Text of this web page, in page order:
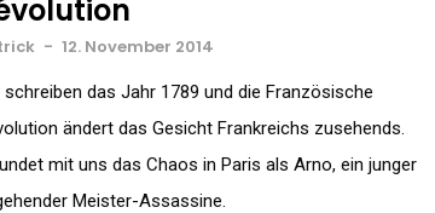
- 12. November 2014
schreiben das Jahr 1789 und die Französische
ändert das Gesicht Frankreichs zusehends.
mit uns das Chaos in Paris als Arno, ein junger
Meister-Assassine.